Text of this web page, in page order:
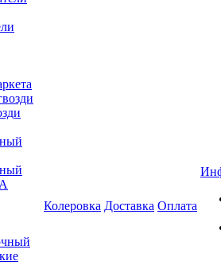
Колеровка Доставка Оплата